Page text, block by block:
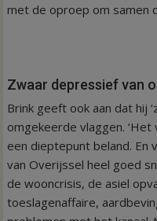
met de oproep om samen
Zwaar depressief van
Brink geeft ook aan dat hij
omgekeerde vlaggen.
een dieptepunt beland. En
van Overijssel heel goed
de wooncrisis, de asiel
toeslagenaffaire,